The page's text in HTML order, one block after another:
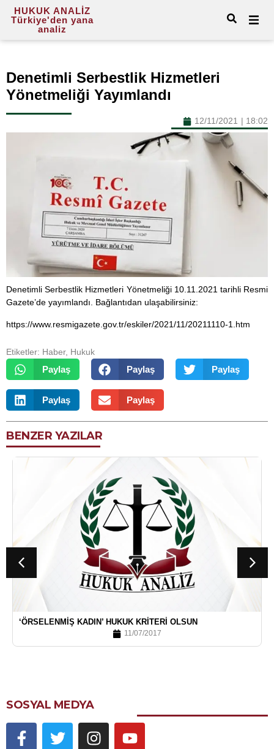
HUKUK ANALİZ
Türkiye'den yana
analiz
Denetimli Serbestlik Hizmetleri
Yönetmeliği Yayımlandı
12/11/2021 | 18:02
Denetimli Serbestlik Hizmetleri Yönetmeliği 10.11.2021 tarihli Resmi
Gazete’de yayımlandı. Bağlantıdan ulaşabilirsiniz:
https://www.resmigazete.gov.tr/eskiler/2021/11/20211110-1.htm
Etiketler: Haber, Hukuk
Paylaş Paylaş Paylaş
Paylaş Paylaş
BENZER YAZILAR
‘ÖRSELENMIŞ KADIN’ HUKUK KRITERI OLSUN
11/07/2017
SOSYAL MEDYA